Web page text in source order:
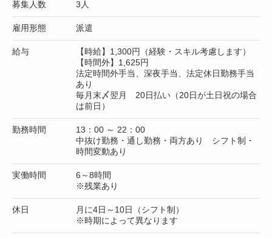
募集人数 3人
雇用形態 派遣
給与
【時給】1,300円（経験・スキル考慮します）
【時間外】1,625円
法定時間外手当、深夜手当、法定休日勤務手当
あり
毎月末〆翌月 20日払い（20日が土日祝の場合
は前日）
勤務時間
13：00 ～ 22：00
中抜け勤務・通し勤務・両方あり シフト制・
時間変動あり
実働時間
6～8時間
※残業あり
休日
月に4日～10日（シフト制）
※時期によって異なります